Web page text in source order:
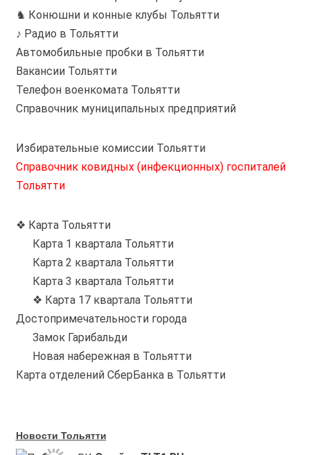
♞ Конюшни и конные клубы Тольятти
♪ Радио в Тольятти
Автомобильные пробки в Тольятти
Вакансии Тольятти
Телефон военкомата Тольятти
Справочник муниципальных предприятий
Избирательные комиссии Тольятти
Справочник ковидных (инфекционных) госпиталей
Тольятти
❖ Карта Тольятти
Карта 1 квартала Тольятти
Карта 2 квартала Тольятти
Карта 3 квартала Тольятти
❖ Карта 17 квартала Тольятти
Достопримечательности города
Замок Гарибальди
Новая набережная в Тольятти
Карта отделений СберБанка в Тольятти
Новости Тольятти